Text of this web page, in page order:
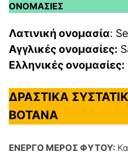
ΟΝΟΜΑΣΙΕΣ
Λατινική ονομασία:
Αγγλικές ονομασίες:
Ελληνικές ονομασίες:
ΔΡΑΣΤΙΚΑ
ΒΟΤΑΝΑ
ΕΝΕΡΓΟ ΜΕΡΟΣ ΦΥΤΟΥ: